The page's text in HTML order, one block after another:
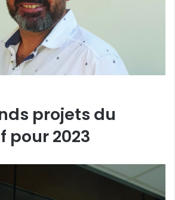
projets du
pour 2023